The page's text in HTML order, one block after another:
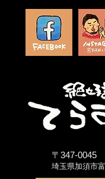
〒347-0045
埼玉県加須市